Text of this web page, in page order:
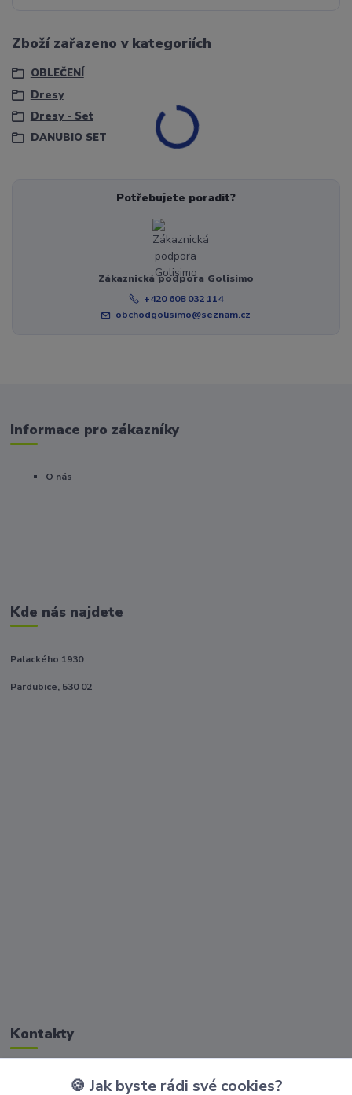
Zboží zařazeno v kategoriích
OBLEČENÍ
Dresy
Dresy - Set
DANUBIO SET
Potřebujete poradit?
Zákaznická podpora Golisimo
+420 608 032 114
obchodgolisimo@seznam.cz
Informace pro zákazníky
O nás
Kde nás najdete
Palackého 1930
Pardubice, 530 02
Kontakty
Zákaznická podpora Golisimo
🍪 Jak byste rádi své cookies?